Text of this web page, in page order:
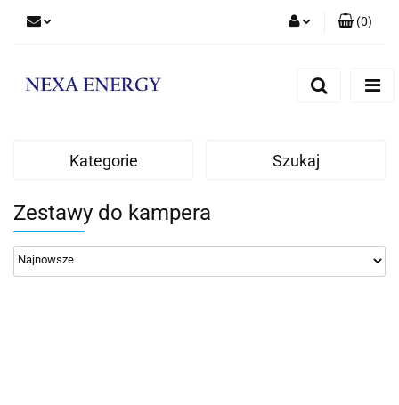
(0)
Kategorie Szukaj
Zestawy do kampera